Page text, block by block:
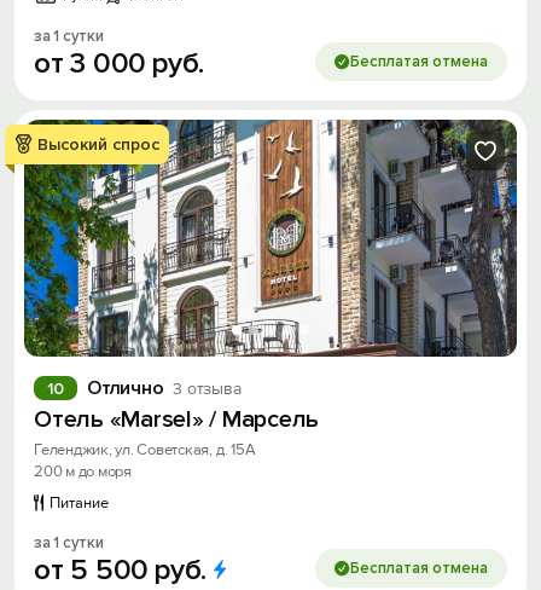
за 1 сутки
от3 000 руб. Бесплатая отмена
Высокий спрос
Отлично 3 отзыва
10
Отель «Marsel» / Марсель
Геленджик, ул. Советская, д. 15А
200 м до моря
Питание
за 1 сутки
от 5 500 руб. Бесплатая отмена